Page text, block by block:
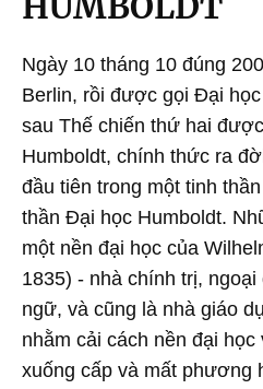
Ngày 10 tháng 10 đúng
Berlin, rồi được gọi Đại
sau Thế chiến thứ hai
Humboldt, chính thức ra
đầu tiên trong một tinh
thần Đại học Humboldt.
một nền đại học của
1835) - nhà chính trị,
ngữ, và cũng là nhà giáo
nhằm cải cách nền đại học
xuống cấp và mất phương